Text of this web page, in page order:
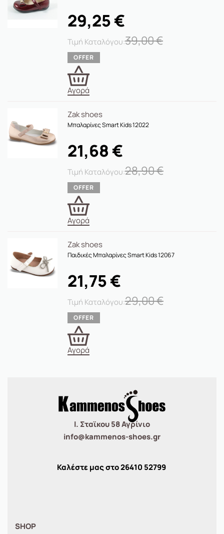
39,00€
29,25€
Αγορά
Zak shoes
Μπαλαρίνες Smart Kids 12022
28,90€
21,68 €
Αγορά
Zak shoes
Παιδικές Μπαλαρίνες Smart Kids 12067
29,00€
21,75€
Αγορά
Ι. Σταϊκου 58 Αγρίνιο
info@kammenos-shoes.gr
Καλέστε μας στο26410 52799
SHOP